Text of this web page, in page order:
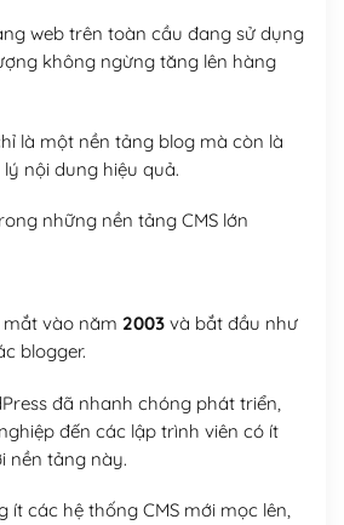
web trên toàn cầu đang sử dụng
không ngừng tăng lên hàng
là một nền tảng blog mà còn là
nội dung hiệu quả.
những nền tảng CMS lớn
vào năm 2003và bắt đầu như
blogger.
đã nhanh chóng phát triển,
đến các lập trình viên có ít
nền tảng này.
ít các hệ thống CMS mới mọc lên,